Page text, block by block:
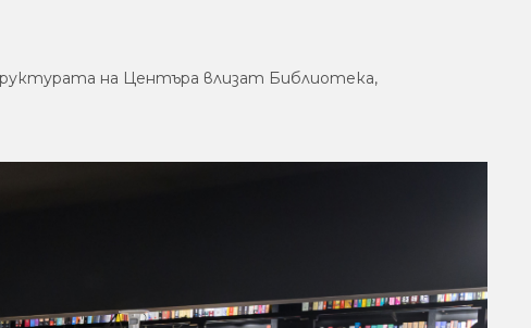
на Центъра влизат Библиотека,